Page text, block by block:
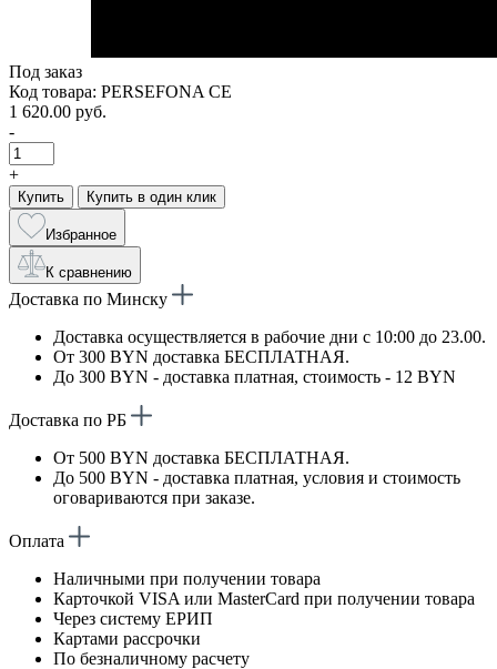
Под заказ
Код товара: PERSEFONA CE
1 620.00 руб.
-
+
Купить Купить в один клик
Избранное
К сравнению
Доставка по Минску
Доставка осуществляется в рабочие дни с 10:00 до 23.00.
От 300 BYN доставка БЕСПЛАТНАЯ.
До 300 BYN - доставка платная, стоимость - 12 BYN
Доставка по РБ
От 500 BYN доставка БЕСПЛАТНАЯ.
До 500 BYN - доставка платная, условия и стоимость
оговариваются при заказе.
Оплата
Наличными при получении товара
Карточкой VISA или MasterCard при получении товара
Через систему ЕРИП
Картами рассрочки
По безналичному расчету